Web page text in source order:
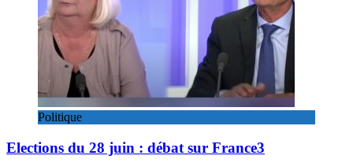
Politique
Elections du 28 juin : débat sur France3